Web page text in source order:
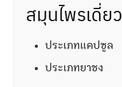
สมุนไพรเดี่ยว
ประเภทแคปซูล
ประเภทยาชง